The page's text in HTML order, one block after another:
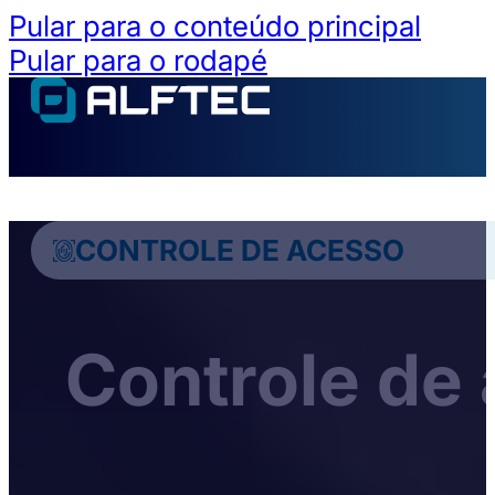
Pular para o conteúdo principal
Pular para o rodapé
CONTROLE DE ACESSO
Controle de